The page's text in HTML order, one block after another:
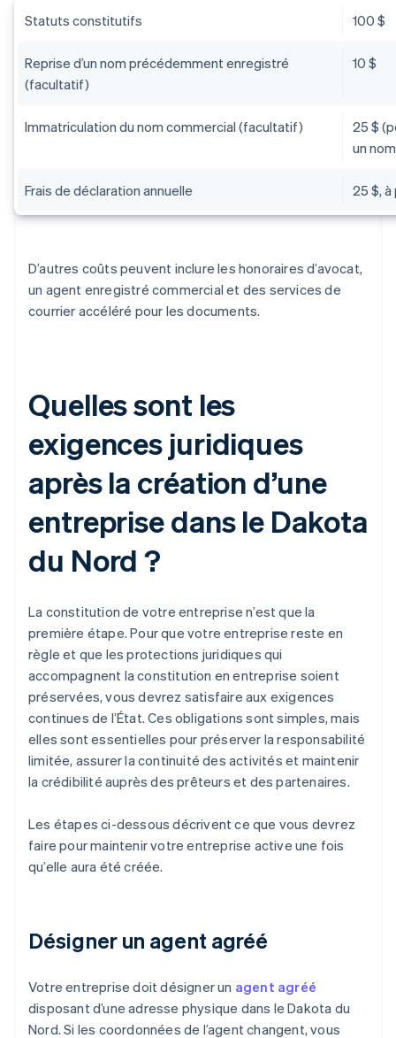
Statuts constitutifs 100 $
Reprise d’un nom précédemment enregistré
(facultatif)
10 $
Immatriculation du nom commercial (facultatif)
25 $
un
Frais de déclaration annuelle 25 $, à
D’autres coûts peuvent inclure les honoraires d’avocat,
un agent enregistré commercial et des services de
courrier accéléré pour les documents.
Quelles sont les
exigences juridiques
après la création d’une
entreprise dans le Dakota
du Nord ?
La constitution de votre entreprise n’est que la
première étape. Pour que votre entreprise reste en
règle et que les protections juridiques qui
accompagnent la constitution en entreprise soient
préservées, vous devrez satisfaire aux exigences
continues de l’État. Ces obligations sont simples, mais
elles sont essentielles pour préserver la responsabilité
limitée, assurer la continuité des activités et maintenir
la crédibilité auprès des prêteurs et des partenaires.
Les étapes ci-dessous décrivent ce que vous devrez
faire pour maintenir votre entreprise active une fois
qu’elle aura été créée.
Désigner un agent agréé
Votre entreprise doit désigner un agent agréé
disposant d’une adresse physique dans le Dakota du
Nord. Si les coordonnées de l’agent changent, vous